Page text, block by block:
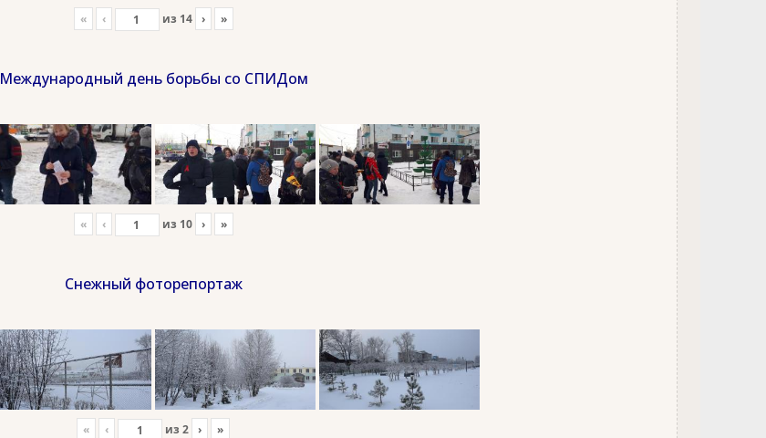
« ‹ из 14 › »
Международный день борьбы со СПИДом
« ‹ из 10 › »
Снежный фоторепортаж
« ‹ из 2 › »